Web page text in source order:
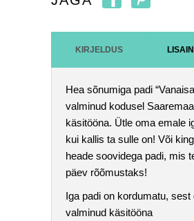
KIRJELDUS
Hea sõnumiga padi
valminud kodusel
käsitööna. Ütle oma emale
kui kallis ta sulle on! Või
heade soovidega padi, mis
päev rõõmustaks!
Iga padi on kordumatu, sest
valminud käsitööna